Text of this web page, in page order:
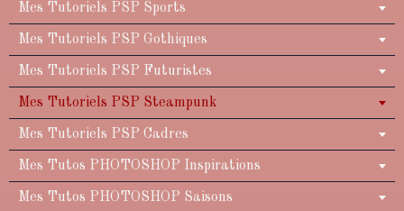
Mes Tutoriels PSP Sports
Mes Tutoriels PSP Gothiques
Mes Tutoriels PSP Futuristes
Mes Tutoriels PSP Steampunk
Mes Tutoriels PSP Cadres
Mes Tutos PHOTOSHOP Inspirations
Mes Tutos PHOTOSHOP Saisons